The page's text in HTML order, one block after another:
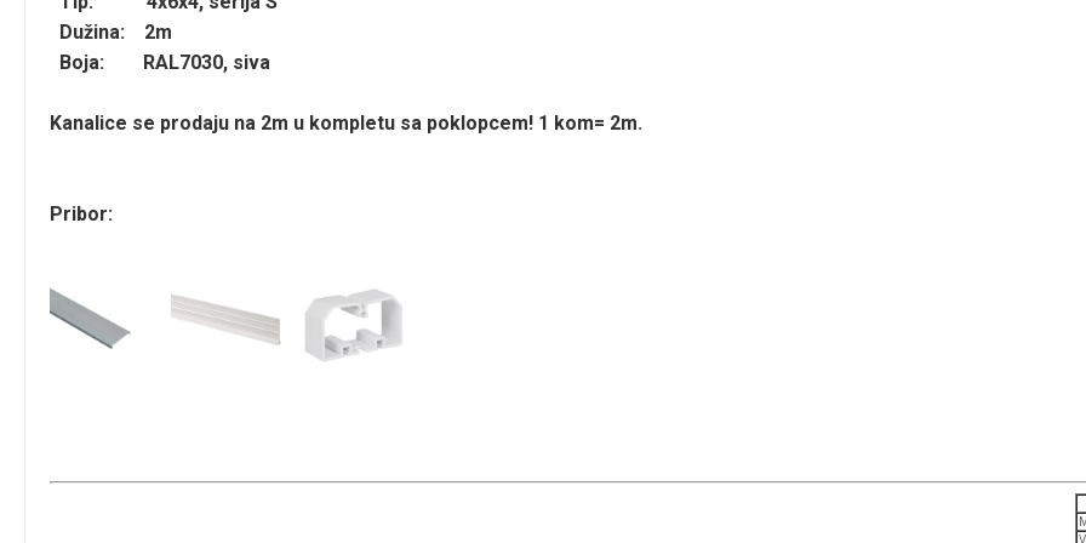
Dužina: 2m
Boja: RAL7030, siva
Kanalice se prodaju na 2m u kompletu sa poklopcem! 1 kom= 2m.
Pribor: